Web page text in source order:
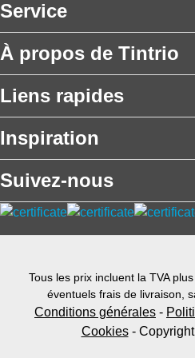
Service
À propos de Tintrio
Liens rapides
Inspiration
Suivez-nous
Tous les prix incluent la TVA
éventuels frais de livraison,
Conditions générales -
Cookies-